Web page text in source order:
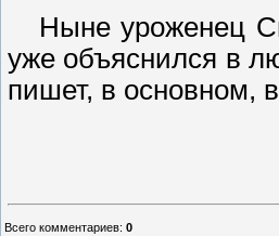
Ныне уроженец
уже объяснился в
пишет, в основном,
Всего комментариев: 0